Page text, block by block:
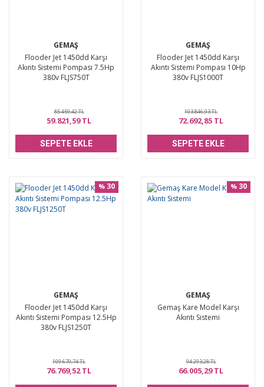
GEMAŞ
Flooder Jet 1450dd Karşı
Akıntı Sistemi Pompası 7.5Hp
380v FLJS750T
85.459,42 TL
59.821,59 TL
SEPETE EKLE
GEMAŞ
Flooder Jet 1450dd Karşı
Akıntı Sistemi Pompası 10Hp
380v FLJS1000T
103.846,93 TL
72.692,85 TL
SEPETE EKLE
GEMAŞ
Flooder Jet 1450dd Karşı
Akıntı Sistemi Pompası 12.5Hp
380v FLJS1250T
% 30
109.670,74 TL
76.769,52 TL
GEMAŞ
Gemaş Kare Model Karşı
Akıntı Sistemi
% 30
94.293,28 TL
66.005,29 TL